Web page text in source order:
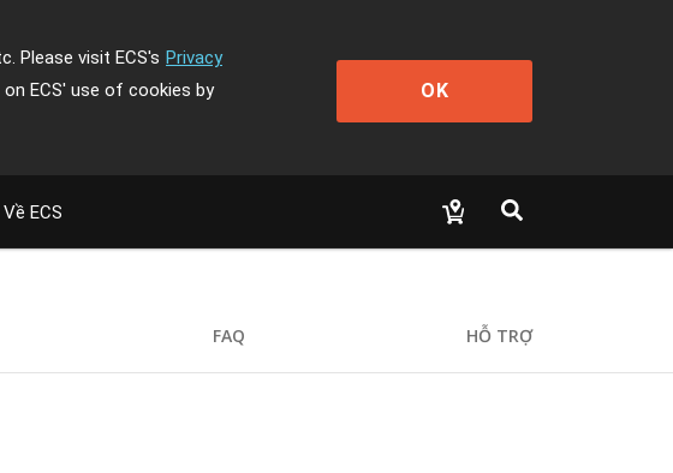
Please visit ECS's Privacy
ECS' use of cookies by
OK
Về ECS
FAQ HỖ TRỢ